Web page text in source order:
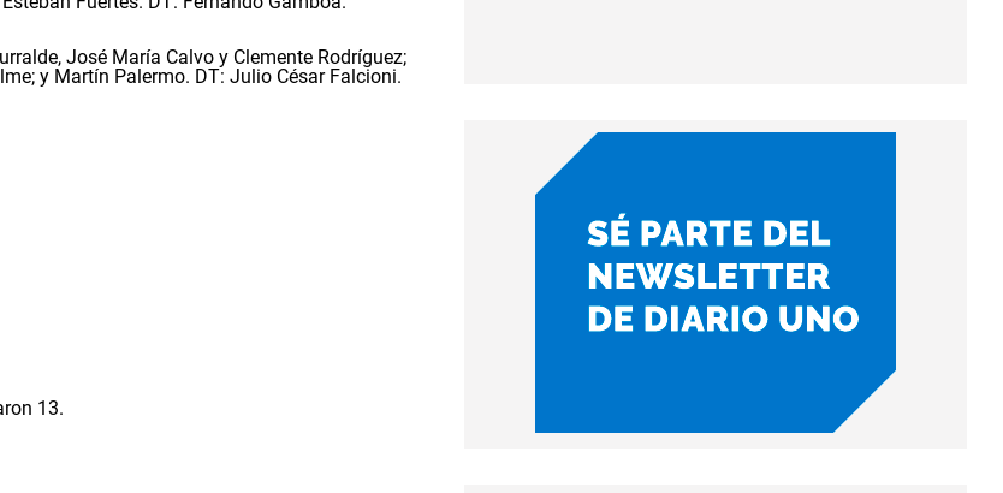
José María Calvo y Clemente Rodríguez;
y Martín Palermo. DT: Julio César Falcioni.
13.